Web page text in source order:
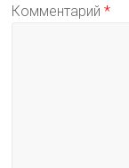
Комментарий*